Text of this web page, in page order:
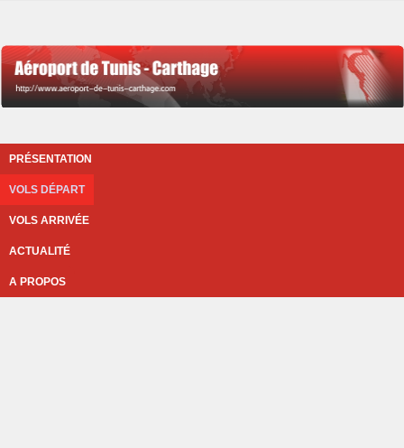
PRÉSENTATION
VOLS DÉPART
VOLS ARRIVÉE
ACTUALITÉ
A PROPOS